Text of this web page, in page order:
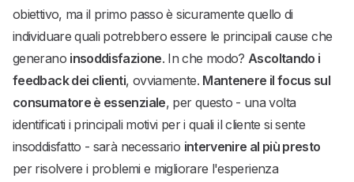
obiettivo, ma il primo passo è sicuramente quello di
individuare quali potrebbero essere le principali cause che
generano insoddisfazione. In che modo?Ascoltando i
feedback dei clienti, ovviamente. Mantenere il focus sul
consumatore è essenziale, per questo - una volta
identificati i principali motivi per i quali il cliente si sente
insoddisfatto - sarà necessario intervenire al più presto
per risolvere i problemi e migliorare l'esperienza